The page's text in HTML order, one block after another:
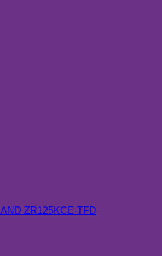
ZR125KCE-TFD